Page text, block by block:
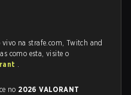
vivo na strafe.com, Twitch and
como esta, visite o
.
no 2026 VALORANT